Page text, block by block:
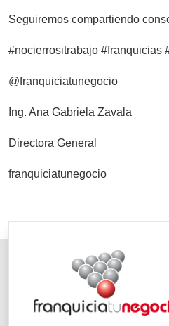
Seguiremos compartiendo
#nocierrositrabajo #franquicias
@franquiciatunegocio
Ing. Ana Gabriela Zavala
Directora General
franquiciatunegocio